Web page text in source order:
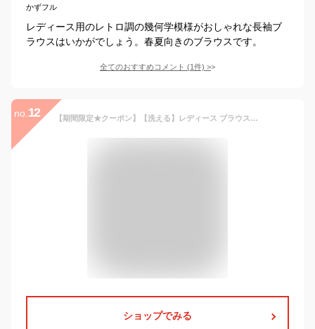
かずフル
レディース用のレトロ調の幾何学模様がおしゃれな長袖ブ
ラウスはいかがでしょう。春夏向きのブラウスです。
全てのおすすめコメント (1件) >
no. 12 【期間限定★クーポン】【洗える】レディース ブラウス トップス シャツ スーツ インナー オフィスカジュアル 上品 きれいめ 通勤 ミセス 50代 40代 30代 大きいサイズ 春 秋 Vネック 長袖 七分袖 ビジネススーツ フォーマル 仕事服 服装 即日発送 プレゼント
ショップでみる